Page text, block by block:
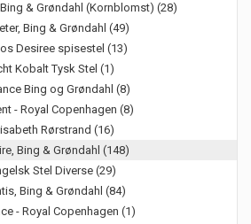
& Grøndahl (Kornblomst) (28)
Bing & Grøndahl (49)
Desiree spisestel (13)
Kobalt Tysk Stel (1)
Bing og Grøndahl (8)
- Royal Copenhagen (8)
Rørstrand (16)
Bing & Grøndahl (148)
Stel Diverse (29)
Bing & Grøndahl (84)
- Royal Copenhagen (1)